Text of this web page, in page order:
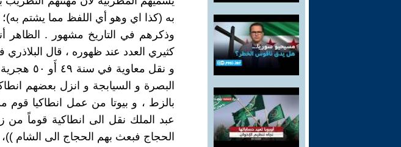
به (كذا اي وهو أي اللفظ مما يشتم
وذكرهم في التاريخ مشهور . الظاهر
كثيري العدد عند ظهوره ، قال البلاذري
البصرة و السيابجة و انزل بعضهم
بالزط ، و بيوتا من عمل انطاكيا قوم
عبد الملك نقل الى انطاكية قوماً
الحجاج فبعث بهم الحجاج الى الشام ))،